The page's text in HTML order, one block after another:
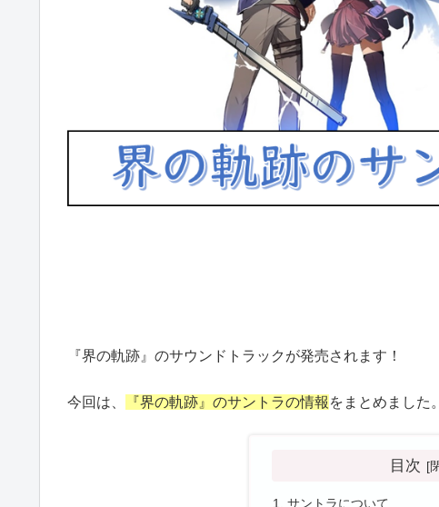
『界の軌跡』のサウンドトラックが発売されます！
今回は、 『界の軌跡』のサントラの情報 をまとめました。
目次
サントラについて